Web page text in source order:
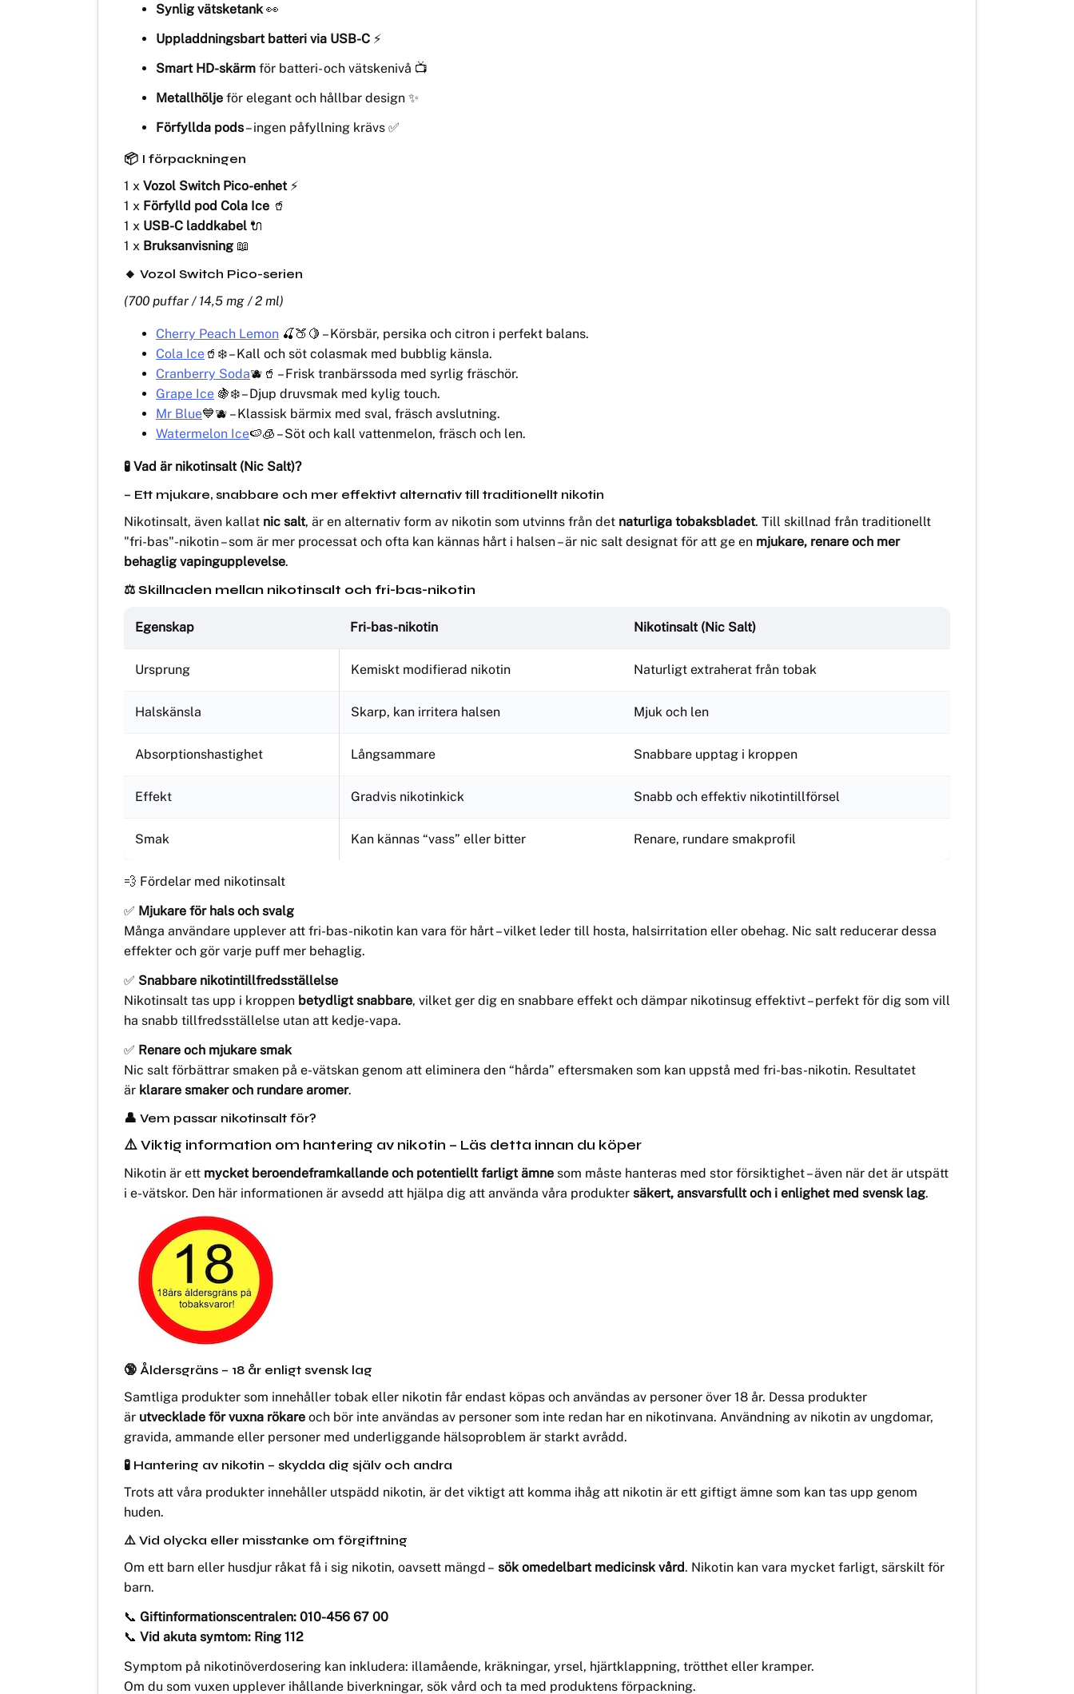
Synlig vätsketank 👀
Uppladdningsbart batteri via USB-C ⚡
Smart HD-skärm för batteri- och vätskenivå 📺
Metallhölje för elegant och hållbar design ✨
Förfyllda pods– ingen påfyllning krävs ✅
📦 I förpackningen
1 x Vozol Switch Pico-enhet⚡
1 x Förfylld pod Cola Ice 🥤
1 x USB-C laddkabel 🔌
1 x Bruksanvisning 📖
🔸 Vozol Switch Pico-serien
(700 puffar / 14,5 mg / 2 ml)
Cherry Peach Lemon 🍒🍑🍋 – Körsbär, persika och citron i perfekt balans.
Cola Ice 🥤❄️ – Kall och söt colasmak med bubblig känsla.
Cranberry Soda🫐🥤 – Frisk tranbärssoda med syrlig fräschör.
Grape Ice 🍇❄️ – Djup druvsmak med kylig touch.
Mr Blue💙🫐 – Klassisk bärmix med sval, fräsch avslutning.
Watermelon Ice🍉🧊 – Söt och kall vattenmelon, fräsch och len.
🧪 Vad är nikotinsalt (Nic Salt)?
– Ett mjukare, snabbare och mer effektivt alternativ till traditionellt nikotin
Nikotinsalt, även kallat nic salt, är en alternativ form av nikotin som utvinns från det naturliga tobaksbladet. Till skillnad från traditionellt
"fri-bas"-nikotin – som är mer processat och ofta kan kännas hårt i halsen – är nic salt designat för att ge en mjukare, renare och mer
behaglig vapingupplevelse.
⚖️ Skillnaden mellan nikotinsalt och fri-bas-nikotin
Egenskap Fri-bas-nikotin Nikotinsalt (Nic Salt)
Ursprung Kemiskt modifierad nikotin Naturligt extraherat från tobak
Halskänsla Skarp, kan irritera halsen Mjuk och len
Absorptionshastighet Långsammare Snabbare upptag i kroppen
Effekt Gradvis nikotinkick Snabb och effektiv nikotintillförsel
Smak Kan kännas “vass” eller bitter Renare, rundare smakprofil
💨 Fördelar med nikotinsalt
✅ Mjukare för hals och svalg
Många användare upplever att fri-bas-nikotin kan vara för hårt – vilket leder till hosta, halsirritation eller obehag. Nic salt reducerar dessa
effekter och gör varje puff mer behaglig.
✅ Snabbare nikotintillfredsställelse
Nikotinsalt tas upp i kroppen betydligt snabbare, vilket ger dig en snabbare effekt och dämpar nikotinsug effektivt – perfekt för dig som vill
ha snabb tillfredsställelse utan att kedje-vapa.
✅ Renare och mjukare smak
Nic salt förbättrar smaken på e-vätskan genom att eliminera den “hårda” eftersmaken som kan uppstå med fri-bas-nikotin. Resultatet
är klarare smaker och rundare aromer.
👤 Vem passar nikotinsalt för?
⚠️ Viktig information om hantering av nikotin – Läs detta innan du köper
Nikotin är ett mycket beroendeframkallande och potentiellt farligt ämne som måste hanteras med stor försiktighet – även när det är utspätt
i e-vätskor. Den här informationen är avsedd att hjälpa dig att använda våra produkter säkert, ansvarsfullt och i enlighet med svensk lag.
🔞 Åldersgräns – 18 år enligt svensk lag
Samtliga produkter som innehåller tobak eller nikotin får endast köpas och användas av personer över 18 år. Dessa produkter
är utvecklade för vuxna rökare och bör inte användas av personer som inte redan har en nikotinvana. Användning av nikotin av ungdomar,
gravida, ammande eller personer med underliggande hälsoproblem är starkt avrådd.
🧪 Hantering av nikotin – skydda dig själv och andra
Trots att våra produkter innehåller utspädd nikotin, är det viktigt att komma ihåg att nikotin är ett giftigt ämne som kan tas upp genom
huden.
⚠️ Vid olycka eller misstanke om förgiftning
Om ett barn eller husdjur råkat få i sig nikotin, oavsett mängd – sök omedelbart medicinsk vård. Nikotin kan vara mycket farligt, särskilt för
barn.
📞 Giftinformationscentralen: 010-456 67 00
📞 Vid akuta symtom: Ring 112
Symptom på nikotinöverdosering kan inkludera: illamående, kräkningar, yrsel, hjärtklappning, trötthet eller kramper.
Om du som vuxen upplever ihållande biverkningar, sök vård och ta med produktens förpackning.